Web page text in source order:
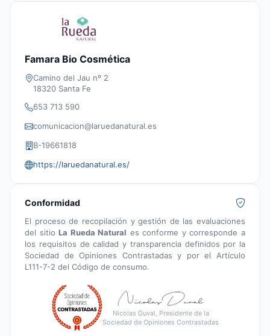
Famara Bio Cosmética
Camino del Jau nº 2
18320 Santa Fe
653 713 590
comunicacion@laruedanatural.es
B-19661818
https://laruedanatural.es/
Conformidad
El proceso de recopilación y gestión de las evaluaciones
del sitioLa Rueda Natural es conforme y corresponde a
los requisitos de calidad y transparencia definidos por la
Sociedad de Opiniones Contrastadas y por el Artículo
L111-7-2 del Código de consumo.
Nicolas Duval, Presidente de la
Sociedad de Opiniones Contrastadas